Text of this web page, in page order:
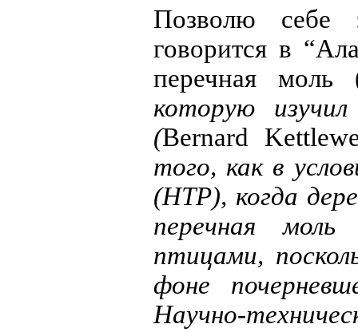
Позволю себе
говорится в
перечная моль
которую
(Bernard
того, как в
(НТР), когда
перечная
птицами,
фоне
Научно-